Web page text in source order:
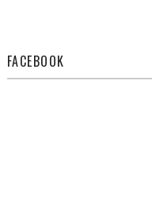
FACEBOOK